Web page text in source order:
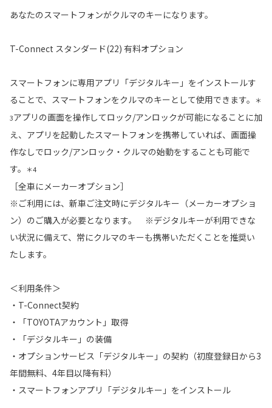
あなたのスマートフォンがクルマのキーになります。
T-Connect スタンダード(22) 有料オプション
スマートフォンに専用アプリ「デジタルキー」をインストールす
ることで、スマートフォンをクルマのキーとして使用できます。
＊
3アプリの画面を操作してロック/アンロックが可能になることに加
え、アプリを起動したスマートフォンを携帯していれば、画面操
作なしでロック/アンロック・クルマの始動をすることも可能で
す。
＊4
［全車にメーカーオプション］
※ご利用には、新車ご注文時にデジタルキー（メーカーオプショ
ン）のご購入が必要となります。 ※デジタルキーが利用できな
い状況に備えて、常にクルマのキーも携帯いただくことを推奨い
たします。
＜利用条件＞
・T-Connect契約
・「TOYOTAアカウント」取得
・「デジタルキー」の装備
・オプションサービス「デジタルキー」の契約（初度登録日から3
年間無料、4年目以降有料）
・スマートフォンアプリ「デジタルキー」をインストール